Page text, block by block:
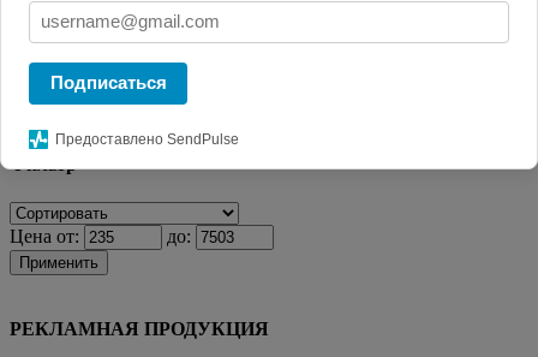
Наши работы
Новости
ГлавнаяКАТАЛОГ СУВЕНИРОВ
Фильтр
Цена от: до:
Применить
РЕКЛАМНАЯ ПРОДУКЦИЯ
Подписаться
Предоставлено SendPulse